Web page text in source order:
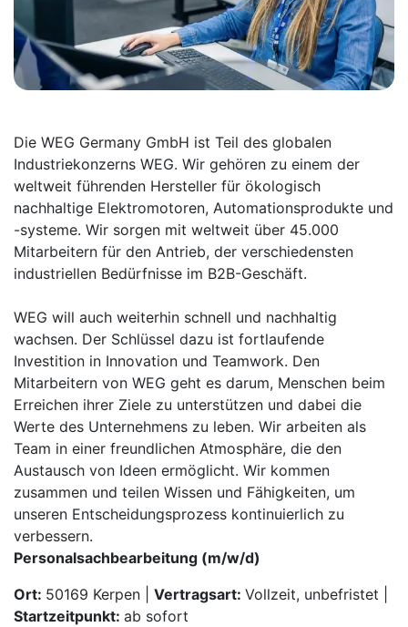
Die WEG Germany GmbH ist Teil des globalen
Industriekonzerns WEG. Wir gehören zu einem der
weltweit führenden Hersteller für ökologisch
nachhaltige Elektromotoren, Automationsprodukte und
-systeme. Wir sorgen mit weltweit über 45.000
Mitarbeitern für den Antrieb, der verschiedensten
industriellen Bedürfnisse im B2B-Geschäft.
WEG will auch weiterhin schnell und nachhaltig
wachsen. Der Schlüssel dazu ist fortlaufende
Investition in Innovation und Teamwork. Den
Mitarbeitern von WEG geht es darum, Menschen beim
Erreichen ihrer Ziele zu unterstützen und dabei die
Werte des Unternehmens zu leben. Wir arbeiten als
Team in einer freundlichen Atmosphäre, die den
Austausch von Ideen ermöglicht. Wir kommen
zusammen und teilen Wissen und Fähigkeiten, um
unseren Entscheidungsprozess kontinuierlich zu
verbessern.
Personalsachbearbeitung (m/w/d)
Ort: 50169 Kerpen | Vertragsart: Vollzeit, unbefristet |
Startzeitpunkt: ab sofort